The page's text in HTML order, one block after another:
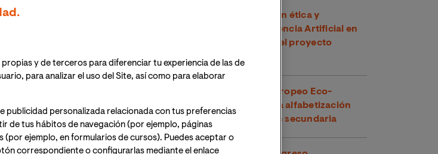
con el fin de implementar
zonas críticas. Para
del Dr. Jato
en primera persona.
ArcGIS, que es, seguramente,
utilizado a nivel mundial.
y, posteriormente,
VIU impulsa la integración ética y
pedagógica de la Inteligencia Artificial en
Europa participando en el proyecto
EmpowerAId
VIU lidera el proyecto europeo Eco-
Escaper para fomentar la alfabetización
climática en la educación secundaria
y de terceros para diferenciar tu experiencia de las de
para analizar el uso del Site, así como para elaborar
publicidad personalizada relacionada con tus preferencias
de tus hábitos de navegación (por ejemplo, páginas
(por ejemplo, en formularios de cursos). Puedes aceptar o
correspondiente o configurarlas mediante el enlace